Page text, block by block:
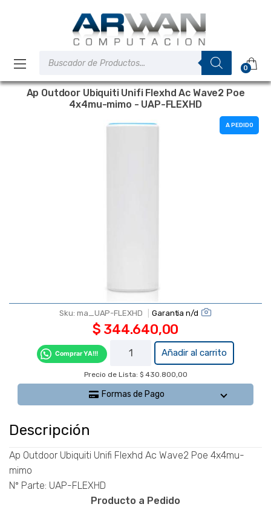
0
Ap Outdoor Ubiquiti Unifi Flexhd Ac Wave2 Poe
4x4mu-mimo - UAP-FLEXHD
A PEDIDO
Sku: ma_UAP-FLEXHD Garantia n/d
$ 344.640,00
Comprar YA!!!
Ap
Ubiquiti
Unifi
Flexhd
Poe
UAP-
Añadir al carrito
Precio de Lista: $ 430.800,00
Formas de Pago
Descripción
Ap Outdoor Ubiquiti Unifi Flexhd Ac Wave2 Poe 4x4mu-
mimo
Nº Parte: UAP-FLEXHD
Producto a Pedido